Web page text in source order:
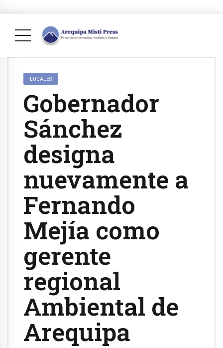
LOCALES
Gobernador
Sánchez
designa
nuevamente a
Fernando
Mejía como
gerente
regional
Ambiental de
Arequipa